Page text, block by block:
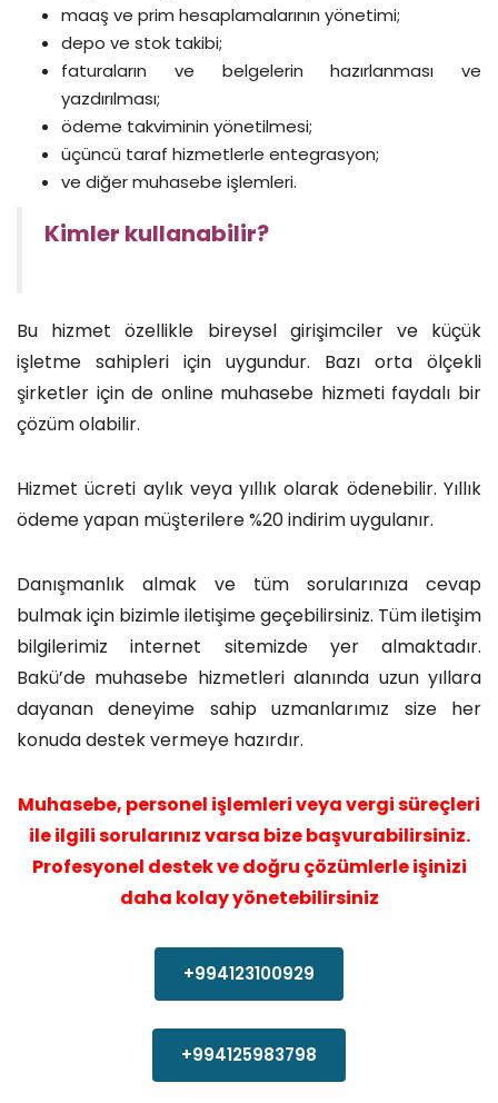
maaş ve prim hesaplamalarının yönetimi;
depo ve stok takibi;
faturaların ve belgelerin hazırlanması ve
yazdırılması;
ödeme takviminin yönetilmesi;
üçüncü taraf hizmetlerle entegrasyon;
ve diğer muhasebe işlemleri.
Kimler kullanabilir?
Bu hizmet özellikle bireysel girişimciler ve küçük
işletme sahipleri için uygundur. Bazı orta ölçekli
şirketler için de online muhasebe hizmeti faydalı bir
çözüm olabilir.
Hizmet ücreti aylık veya yıllık olarak ödenebilir. Yıllık
ödeme yapan müşterilere %20 indirim uygulanır.
Danışmanlık almak ve tüm sorularınıza cevap
bulmak için bizimle iletişime geçebilirsiniz. Tüm iletişim
bilgilerimiz internet sitemizde yer almaktadır.
Bakü’de muhasebe hizmetleri alanında uzun yıllara
dayanan deneyime sahip uzmanlarımız size her
konuda destek vermeye hazırdır.
Muhasebe, personel işlemleri veya vergi süreçleri
ile ilgili sorularınız varsa bize başvurabilirsiniz.
Profesyonel destek ve doğru çözümlerle işinizi
daha kolay yönetebilirsiniz
+994123100929
+994125983798